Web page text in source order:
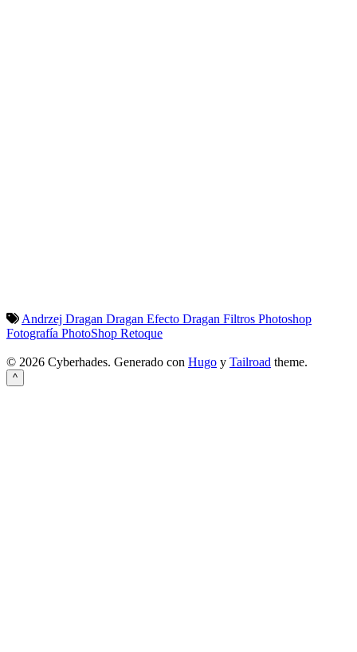
Andrzej Dragan Dragan Efecto Dragan Filtros Photoshop
Fotografía PhotoShop Retoque
© 2026 Cyberhades. Generado con Hugo y Tailroad theme.
^